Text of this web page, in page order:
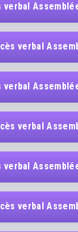
verbal
verbal
verbal
verbal
verbal
verbal